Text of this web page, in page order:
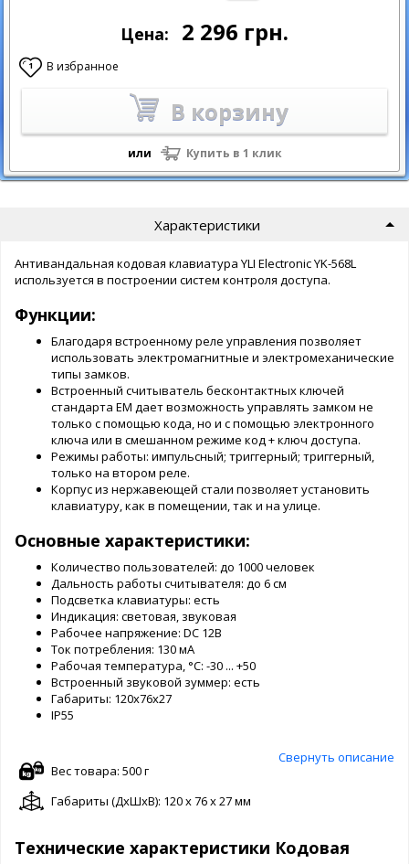
Цена: 2 296 грн.
1 В избранное
В корзину
или Купить в 1 клик
Характеристики
Антивандальная кодовая клавиатура YLI Electronic YK-568L
используется в построении систем контроля доступа.
Функции:
Благодаря встроенному реле управления позволяет
использовать электромагнитные и электромеханические
типы замков.
Встроенный считыватель бесконтактных ключей
стандарта ЕМ дает возможность управлять замком не
только с помощью кода, но и с помощью электронного
ключа или в смешанном режиме код + ключ доступа.
Режимы работы: импульсный; триггерный; триггерный,
только на втором реле.
Корпус из нержавеющей стали позволяет установить
клавиатуру, как в помещении, так и на улице.
Основные характеристики:
Количество пользователей: до 1000 человек
Дальность работы считывателя: до 6 см
Подсветка клавиатуры: есть
Индикация: световая, звуковая
Рабочее напряжение: DC 12В
Ток потребления: 130 мА
Рабочая температура, °C: -30 ... +50
Встроенный звуковой зуммер: есть
Габариты: 120х76х27
IP55
Свернуть описание
Вес товара: 500 г
Габариты (ДxШxВ): 120 x 76 x 27 мм
Технические характеристики Кодовая